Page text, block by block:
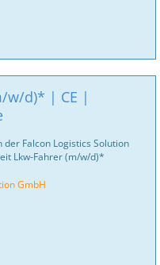
w/d)* | CE |
Falcon Logistics Solution
Lkw-Fahrer (m/w/d)*
GmbH